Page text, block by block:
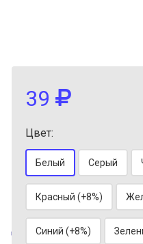
39
Цвет:
Белый Серый
Красный (+8%)
Синий (+8%)Выберите